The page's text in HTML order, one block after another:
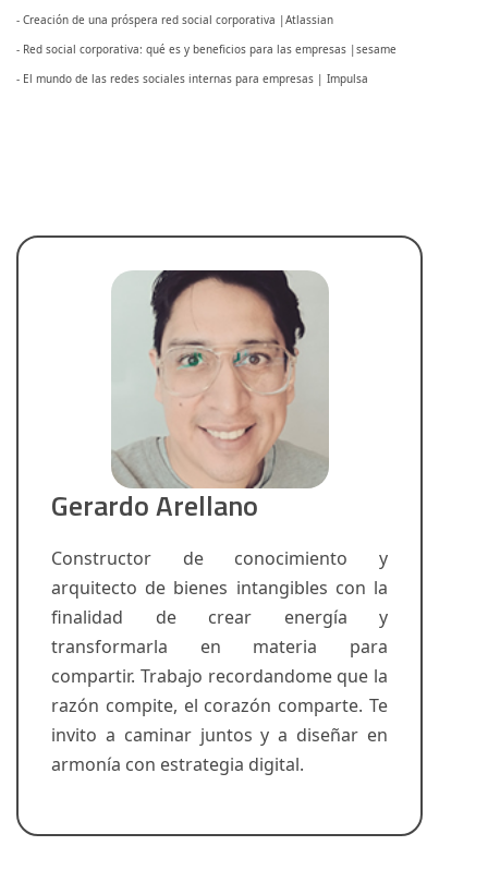
- Creación de una próspera red social corporativa |Atlassian
- Red social corporativa: qué es y beneficios para las empresas |sesame
- El mundo de las redes sociales internas para empresas | Impulsa
Gerardo Arellano
Constructor de conocimiento y
arquitecto de bienes intangibles con la
finalidad de crear energía y
transformarla en materia para
compartir. Trabajo recordandome que la
razón compite, el corazón comparte. Te
invito a caminar juntos y a diseñar en
armonía con estrategia digital.